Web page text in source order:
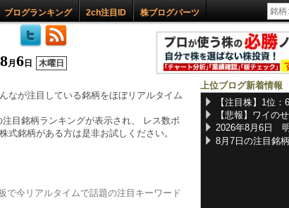
ブログランキング 2ch注目ID 株ブログパーツ
8月 6 日 木曜日
なが注目している銘柄をほぼリアルタイム
注目銘柄ランキングが表示され、 レス数ボ
銘柄がある方は是非お試しください。
で今リアルタイムで話題の注目キーワード
上位ブログ新着情報
【注目株】1位：
【悲報】ワイの
発覚ｗｗｗｗｗ
2026年8月6日
8月7日の注目銘